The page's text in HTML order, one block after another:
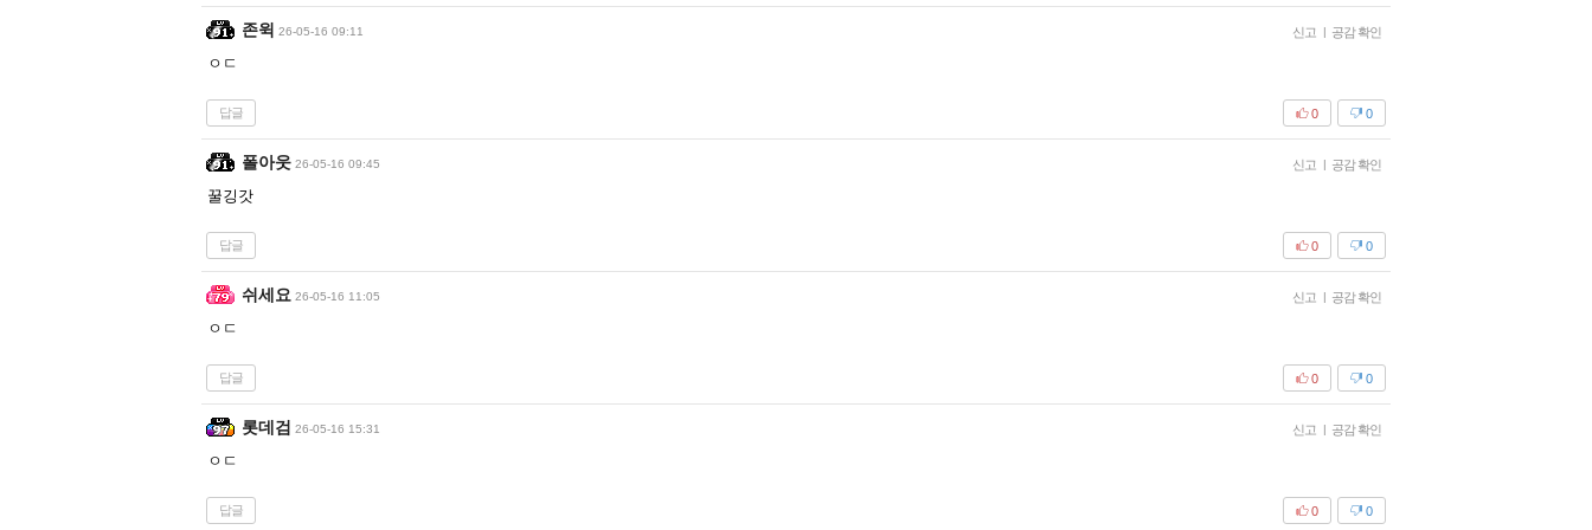
존윅 26-05-16 09:11 신고 | 공감 확인
ㅇㄷ
답글 0
0
폴아웃 26-05-16 09:45 신고 | 공감 확인
꿀깅갓
답글 0
0
쉬세요 26-05-16 11:05 신고 | 공감 확인
ㅇㄷ
답글 0
0
롯데검 26-05-16 15:31 신고 | 공감 확인
ㅇㄷ
답글 0
0